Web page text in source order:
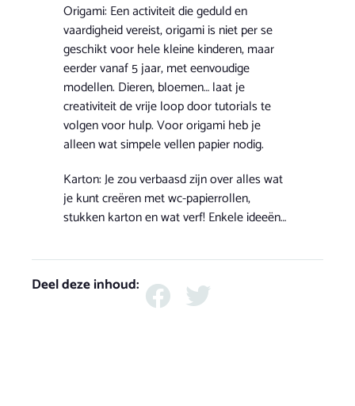
Origami: Een activiteit die geduld en
vaardigheid vereist, origami is niet per se
geschikt voor hele kleine kinderen, maar
eerder vanaf 5 jaar, met eenvoudige
modellen. Dieren, bloemen… laat je
creativiteit de vrije loop door tutorials te
volgen voor hulp. Voor origami heb je
alleen wat simpele vellen papier nodig.
Karton: Je zou verbaasd zijn over alles wat
je kunt creëren met wc-papierrollen,
stukken karton en wat verf! Enkele ideeën…
Deel deze inhoud: